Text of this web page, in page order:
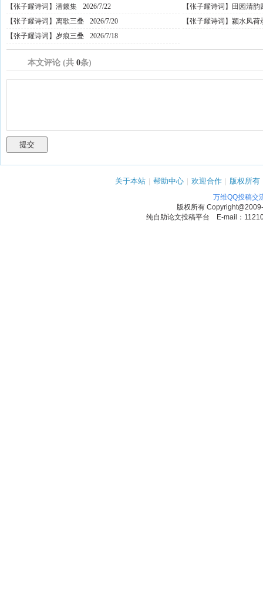
【张子耀诗词】潜籁集 2026/7/22
【张子耀诗词】田园清韵
【张子耀诗词】离歌三叠
2026/7/20
【张子耀诗词】颍水风荷
【张子耀诗词】岁痕三叠
2026/7/18
本文评论 (共 0条)
关于本站 | 帮助中心 | 欢迎合作 | 版权所有
万维QQ投稿交
版权所有
纯自助论文投稿平台 E-mail：